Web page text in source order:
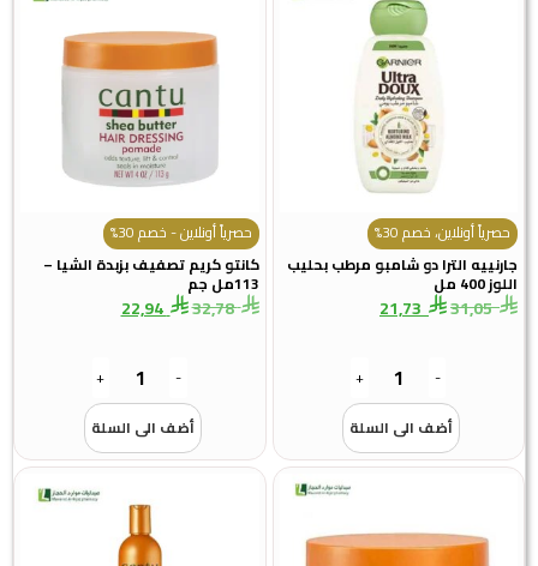
حصرياً أونلاين، خصم 30%
جارنييه الترا دو شامبو مرطب بحليب
اللوز 400 مل
31,05
21,73
-
+
أضف الى السلة
حصرياً أونلاين - خصم 30%
كانتو كريم تصفيف بزبدة الشيا –
113مل جم
32,78
22,94
-
+
أضف الى السلة